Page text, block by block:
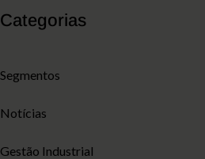
Categorias
Segmentos
Notícias
Gestão Industrial